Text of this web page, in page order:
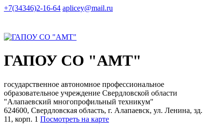
+7(34346)2-16-64 aplicey@mail.ru
ГАПОУ СО "АМТ"
государственное автономное профессиональное
образовательное учреждение Свердловской области
"Алапаевский многопрофильный техникум"
624600, Свердловская область, г. Алапаевск, ул. Ленина, зд.
11, корп. 1 Посмотреть на карте